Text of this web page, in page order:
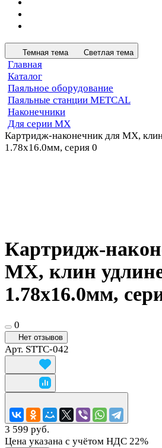
Темная тема Светлая тема
Главная
Каталог
Паяльное оборудование
Паяльные станции METCAL
Наконечники
Для серии MX
Картридж-наконечник для MX,
1.78х16.0мм, серия 0
Картридж-
MX, клин
1.78х16.0мм,
0
Нет отзывов
Арт. STTC-042
3 599 руб.
Цена указана с учётом НДС 22%